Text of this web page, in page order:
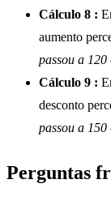
Cálculo 8 :
aumento
passou a
Cálculo 9 :
desconto
passou a
Perguntas